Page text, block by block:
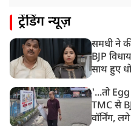
देशभर में आज से 'हर घर
8:21 AM
गाज़ियाबाद में मुठभेड़, 3 ड्रग
बरामद
ट्रेंडिंग न्यूज़
समधी ने
BJP
साथ हुए
'...तो
TMC से
वॉर्निंग,